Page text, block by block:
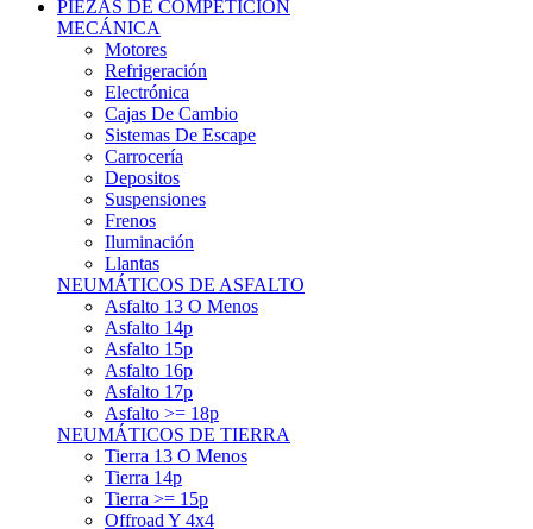
Asfalto 15p
Asfalto 16p
Asfalto 17p
Asfalto >= 18p
NEUMÁTICOS DE TIERRA
Tierra 13 O Menos
Tierra 14p
Tierra >= 15p
Offroad Y 4x4
OTROS NEUMÁTICOS
Otros Tipos De Neumáticos
HABITACULO
Asiento Baquet
Arneses
Volantes
Pedales
Extinción
Resto De Accesorios
EQUIPACIÓN PILOTO/COPILOTO
Packs Completos
Monos De Competición
Botines De Competición
Guantes
Ropa Interior